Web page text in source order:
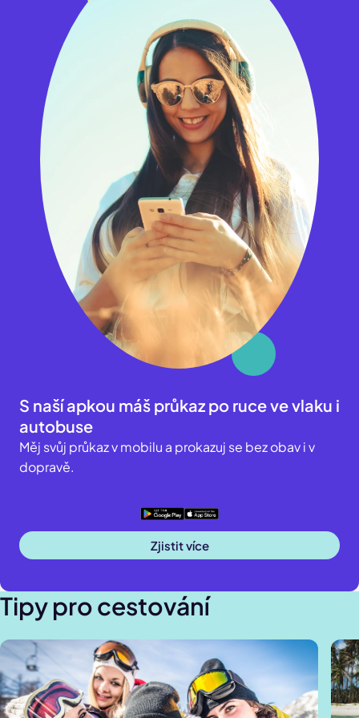
Příměstská doprava v Jihomoravském kraji
Veřejnou dopravu v Jihomoravském kraji organizuje
. Uvedené informace jsou platné pouze pro tarif IDS
V příměstské dopravě platí státem nařízená sleva pro žáky a
studenty ve výši 50 % z plného (obyčejného) jízdného po
celé ČR po celý rok na všech autobusových a vlakových
spojích.
Jak můžu prokázat nárok na slevu?
žáci 6–15 let: nárok na slevu neprokazují
žáci a studenti 15–18 let: ISIC slouží k prokázání věku a tím
také nároku na slevu
studenti 18–26 let: platný ISIC slouží k prokázání věku a
statusu studenta a tím také nároku na slevu
Více informací o státem nařízené slevě najdeš
S naší apkou máš průkaz po ruce ve vlaku i
autobuse
Měj svůj průkaz v mobilu a prokazuj se bez obav i v
dopravě.
Zjistit více
Tipy pro cestování